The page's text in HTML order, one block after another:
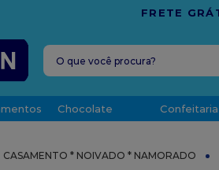
O que você procura?
Chocolate Confeitaria
CASAMENTO * NOIVADO * NAMORADO
caixa